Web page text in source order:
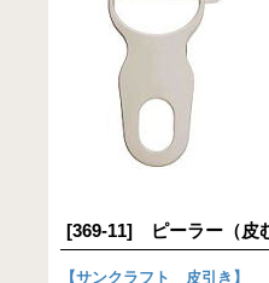
[369-11] ピーラー（
【サンクラフト 皮引き 】